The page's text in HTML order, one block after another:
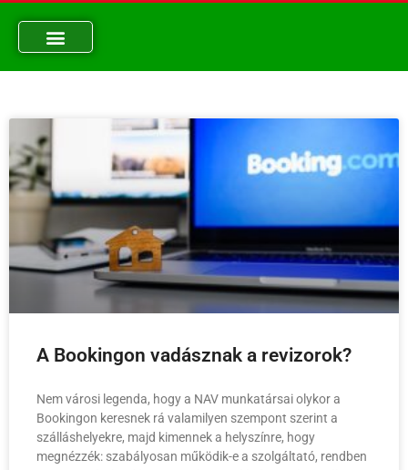
A Bookingon vadásznak a revizorok?
Nem városi legenda, hogy a NAV munkatársai olykor a
Bookingon keresnek rá valamilyen szempont szerint a
szálláshelyekre, majd kimennek a helyszínre, hogy
megnézzék: szabályosan működik-e a szolgáltató, rendben